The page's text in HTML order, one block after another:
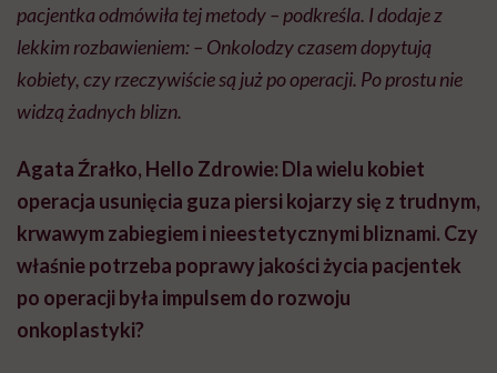
pacjentka odmówiła tej metody – podkreśla. I dodaje z
lekkim rozbawieniem: – Onkolodzy czasem dopytują
kobiety, czy rzeczywiście są już po operacji. Po prostu nie
widzą żadnych blizn.
Agata Źrałko, Hello Zdrowie: Dla wielu kobiet
operacja usunięcia guza piersi kojarzy się z trudnym,
krwawym zabiegiem i nieestetycznymi bliznami. Czy
właśnie potrzeba poprawy jakości życia pacjentek
po operacji była impulsem do rozwoju
onkoplastyki?